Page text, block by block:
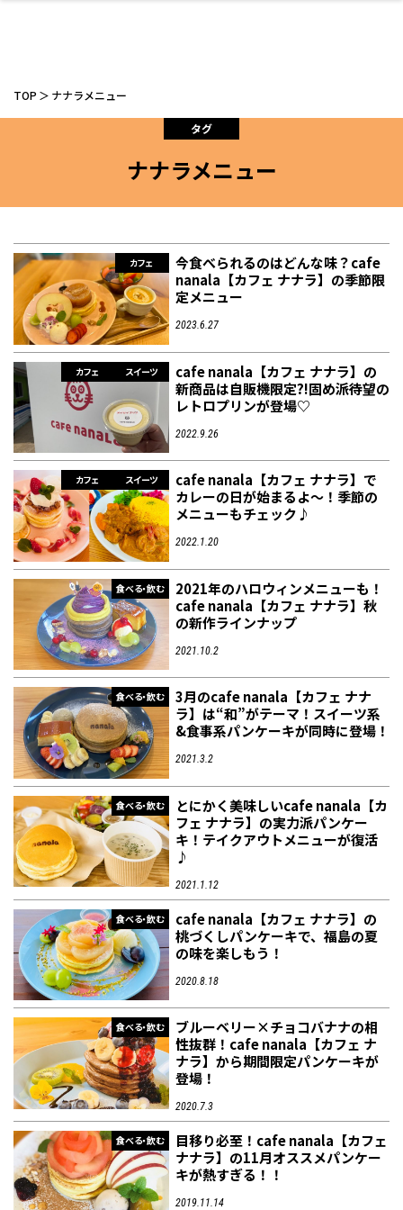
スイーツ
お酒 洋食
和食
メ
パン アジア・エスニッ
ク
テイクアウト
ランチ その他
泊まる
デート・友達と ひとりで
温泉
レジャー・スポー
ツ施設
非日常 イベントレポート
その他
ネイルサロン
美容アイテム エイジングケア
フィットネス・や
せたい
鍼灸・整体・リラ
クゼーション
脱毛 温活・サウナ 歯列矯正・審美歯
その他
雑貨
スポーツ・アウト
ドア
ギフト・お土産
インテリア 食品・酒 生活を彩るモノ
その他
お金のこと
保険 病院・クリニック
趣味・スキルアッ
プ
保育園・こども園 子どもの習い事・
塾
幼稚園 教育
その他
新築体験談
リフォーム・リノ
ベーション
自治体インフォ
TOP ナナラメニュー
タグ
ナナラメニュー
カフェ
今食べられるのはどんな味？cafe
nanala【カフェ ナナラ】の季節限
定メニュー
2023.6.27
カフェ スイーツ
cafe nanala【カフェ ナナラ】の
新商品は自販機限定?!固め派待望の
レトロプリンが登場♡
2022.9.26
カフェ スイーツ
cafe nanala【カフェ ナナラ】で
カレーの日が始まるよ～！季節の
メニューもチェック♪
2022.1.20
食べる・飲む
2021年のハロウィンメニューも！
cafe nanala【カフェ ナナラ】秋
の新作ラインナップ
2021.10.2
食べる・飲む
3月のcafe nanala【カフェ ナナ
ラ】は“和”がテーマ！スイーツ系
&食事系パンケーキが同時に登場！
2021.3.2
食べる・飲む
とにかく美味しいcafe nanala【カ
フェ ナナラ】の実力派パンケー
キ！テイクアウトメニューが復活
♪
2021.1.12
食べる・飲む
cafe nanala【カフェ ナナラ】の
桃づくしパンケーキで、福島の夏
の味を楽しもう！
2020.8.18
食べる・飲む
ブルーベリー×チョコバナナの相
性抜群！cafe nanala【カフェ ナ
ナラ】から期間限定パンケーキが
登場！
2020.7.3
食べる・飲む
目移り必至！cafe nanala【カフェ
ナナラ】の11月オススメパンケー
キが熱すぎる！！
2019.11.14